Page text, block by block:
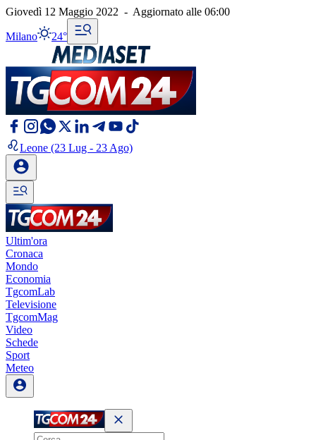
Giovedì 12 Maggio 2022 - Aggiornato alle 06:00
Milano 24°
Leone (23 Lug - 23 Ago)
Ultim'ora
Cronaca
Mondo
Economia
TgcomLab
Televisione
TgcomMag
Video
Schede
Sport
Meteo